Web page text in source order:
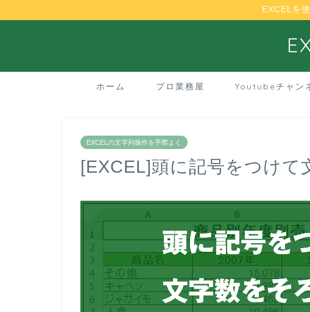
EXCELを
ホーム プロ業務屋 Youtubeチャン
EXCELの文字列操作を手際よく
[EXCEL]頭に記号をつけて